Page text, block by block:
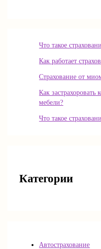
Что такое
Как работает
Страхование от
Как застрахоровать
мебели?
Что такое
Категории
Автострахование